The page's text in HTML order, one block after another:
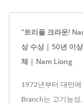
"트리플 크라운!
상 수상 | 50년 이
체 | Nam Liong
1972년부터 대만
Branch는 고기능성